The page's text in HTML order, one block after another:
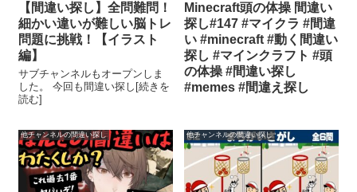
【間違い探し】全問難問！
細かい違いが難しい脳トレ
問題に挑戦！【イラスト
編】
サブチャンネルもオープンしま
した。 今回も間違い探し[続きを
読む]
Minecraft頭の体操 間違い
探し#147 #マイクラ #間違
い #minecraft #動く間違い
探し #マインクラフト #頭
の体操 #間違い探し
#memes #間違え探し
他チャンネルの間違い探し 他チャンネルの間違い探し